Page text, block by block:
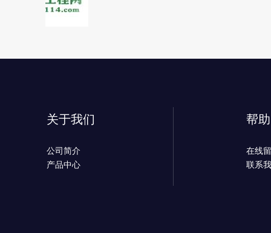
关于我们
公司简介
产品中心
帮
在线
联系